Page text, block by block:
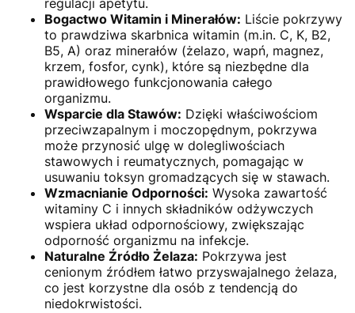
regulacji apetytu.
Bogactwo Witamin i Minerałów: Liście pokrzywy
to prawdziwa skarbnica witamin (m.in. C, K, B2,
B5, A) oraz minerałów (żelazo, wapń, magnez,
krzem, fosfor, cynk), które są niezbędne dla
prawidłowego funkcjonowania całego
organizmu.
Wsparcie dla Stawów: Dzięki właściwościom
przeciwzapalnym i moczopędnym, pokrzywa
może przynosić ulgę w dolegliwościach
stawowych i reumatycznych, pomagając w
usuwaniu toksyn gromadzących się w stawach.
Wzmacnianie Odporności: Wysoka zawartość
witaminy C i innych składników odżywczych
wspiera układ odpornościowy, zwiększając
odporność organizmu na infekcje.
Naturalne Źródło Żelaza: Pokrzywa jest
cenionym źródłem łatwo przyswajalnego żelaza,
co jest korzystne dla osób z tendencją do
niedokrwistości.